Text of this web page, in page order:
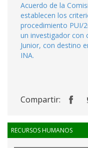
Acuerdo de la
establecen los
procedimiento PUI/
un investigador con
Junior, con destino
INA.
Compartir:
RECURSOS HUMANOS